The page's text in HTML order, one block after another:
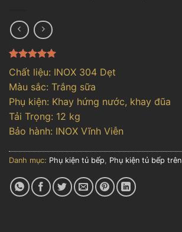
5.00trên 5
dựa trên
1
đánh giá
Chất liệu: INOX 304 Dẹt
Màu sắc: Trắng sữa
Phụ kiện: Khay hứng nước, khay đũa
Tải Trọng: 12 kg
Bảo hành: INOX Vĩnh Viễn
Danh mục: Phụ kiện tủ bếp, Phụ kiện tủ bếp trên